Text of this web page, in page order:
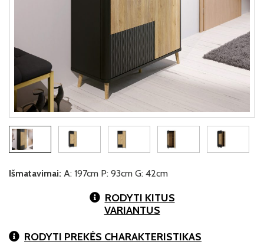
Išmatavimai: A: 197cm P: 93cm G: 42cm
RODYTI KITUS
VARIANTUS
RODYTI PREKĖS CHARAKTERISTIKAS